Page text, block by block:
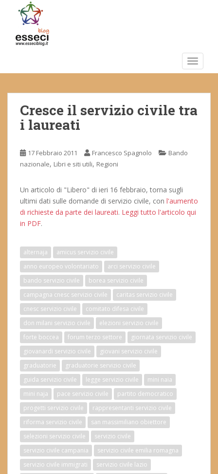
m
Cresce il servizio civile tra
i laureati
17 Febbraio 2011 Francesco Spagnolo
Bando
nazionale, Libri e siti utili, Regioni
Un articolo di "Libero" di ieri 16 febbraio, torna sugli
ultimi dati sulle domande di servizio civile, con l'aumento
di richieste da parte dei laureati. Leggi tutto l'articolo qui
in PDF.
alternaja
amicus servizio civile
anno europeo volontariato
arci servizio civile
bando servizio civile
borea servizio civile
campagna cnesc servizio civile
caritas servizio civile
cnesc servizio civile
comitato difesa civile
don milani servizio civile
elezioni servizio civile
forte boccea
forum terzo settore
giornata servizio civile
giovanardi servizio civile
giovani servizio civile
graduatorie
graduatorie servizio civile
guida servizio civile
legge servizio civile
mini naia
mini naja
pace servizio civile
partito democratico
progetti servizio civile
rappresentanti servizio civile
riforma servizio civile
san massimiliano obiettore
selezioni servizio civile
servizio civile
servizio civile campania
servizio civile emilia romagna
servizio civile immigrati
servizio civile lazio